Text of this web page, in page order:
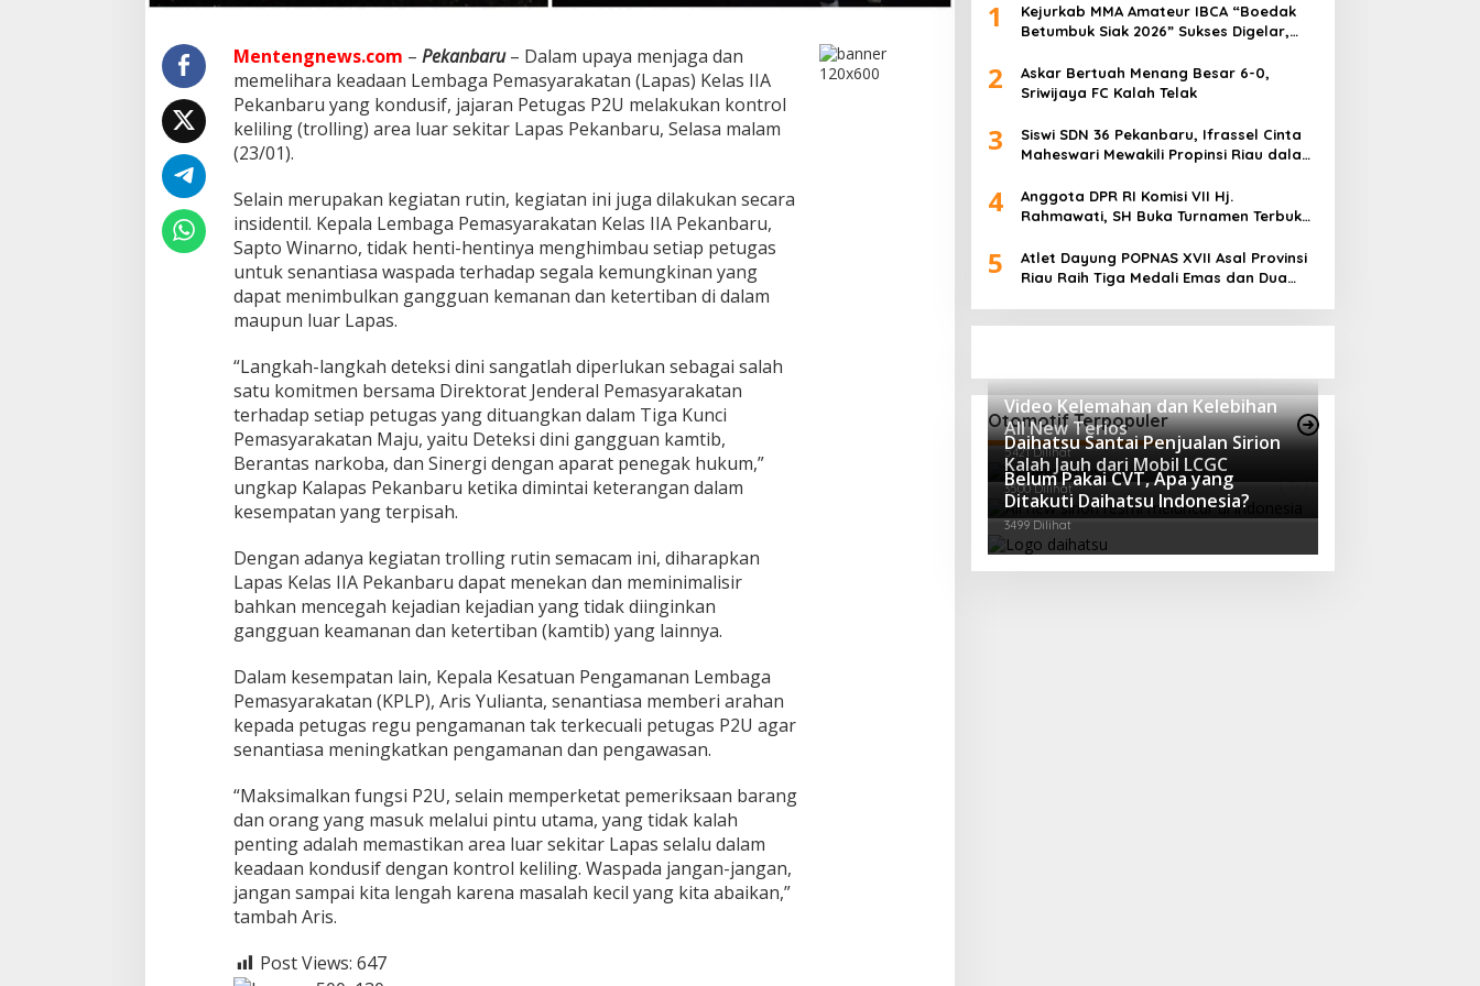
e
t
k
s
i
n
i
G
a
n
g
g
a
n
K
a
m
t
i
b
Mentengnews.com – Pekanbaru– Dalam upaya menjaga dan
memelihara keadaan Lembaga Pemasyarakatan (Lapas) Kelas IIA
Pekanbaru yang kondusif, jajaran Petugas P2U melakukan kontrol
keliling (trolling) area luar sekitar Lapas Pekanbaru, Selasa malam
(23/01).
Selain merupakan kegiatan rutin, kegiatan ini juga dilakukan secara
insidentil. Kepala Lembaga Pemasyarakatan Kelas IIA Pekanbaru,
Sapto Winarno, tidak henti-hentinya menghimbau setiap petugas
untuk senantiasa waspada terhadap segala kemungkinan yang
dapat menimbulkan gangguan kemanan dan ketertiban di dalam
maupun luar Lapas.
“Langkah-langkah deteksi dini sangatlah diperlukan sebagai salah
satu komitmen bersama Direktorat Jenderal Pemasyarakatan
terhadap setiap petugas yang dituangkan dalam Tiga Kunci
Pemasyarakatan Maju, yaitu Deteksi dini gangguan kamtib,
Berantas narkoba, dan Sinergi dengan aparat penegak hukum,”
ungkap Kalapas Pekanbaru ketika dimintai keterangan dalam
kesempatan yang terpisah.
Dengan adanya kegiatan trolling rutin semacam ini, diharapkan
Lapas Kelas IIA Pekanbaru dapat menekan dan meminimalisir
bahkan mencegah kejadian kejadian yang tidak diinginkan
gangguan keamanan dan ketertiban (kamtib) yang lainnya.
Dalam kesempatan lain, Kepala Kesatuan Pengamanan Lembaga
Pemasyarakatan (KPLP), Aris Yulianta, senantiasa memberi arahan
kepada petugas regu pengamanan tak terkecuali petugas P2U agar
senantiasa meningkatkan pengamanan dan pengawasan.
“Maksimalkan fungsi P2U, selain memperketat pemeriksaan barang
dan orang yang masuk melalui pintu utama, yang tidak kalah
penting adalah memastikan area luar sekitar Lapas selalu dalam
keadaan kondusif dengan kontrol keliling. Waspada jangan-jangan,
jangan sampai kita lengah karena masalah kecil yang kita abaikan,”
tambah Aris.
Post Views: 647
1
Kejurkab MMA Amateur IBCA “Boedak
Betumbuk Siak 2026” Sukses Digelar,
2
Askar Bertuah Menang Besar 6-0,
Sriwijaya FC Kalah Telak
3
Siswi SDN 36 Pekanbaru, Ifrassel Cinta
Maheswari Mewakili Propinsi Riau dalam
Senam Putri
4
Anggota DPR RI Komisi VII Hj.
Rahmawati, SH Buka Turnamen Terbuka
Wanita di Kalimantan Utara
5
Atlet Dayung POPNAS XVII Asal Provinsi
Riau Raih Tiga Medali Emas dan Dua
Otomotif Terpopuler
Video Kelemahan dan Kelebihan
All New Terios
5421 Dilihat
Daihatsu Santai Penjualan Sirion
Kalah Jauh dari Mobil LCGC
3500 Dilihat
Belum Pakai CVT, Apa yang
Ditakuti Daihatsu Indonesia?
3499 Dilihat